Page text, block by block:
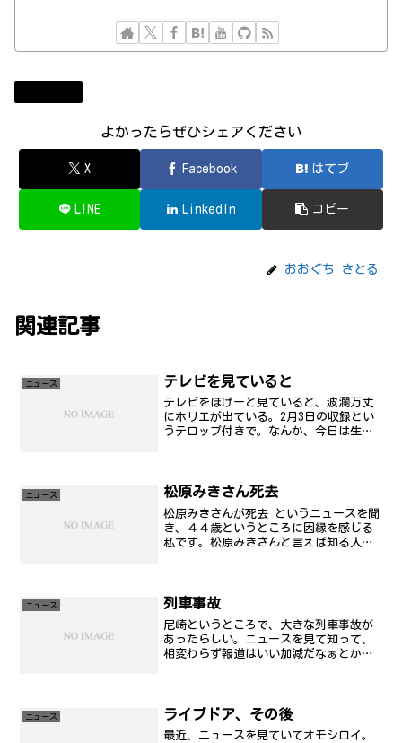
よかったらぜひシェアください
X Facebook はてブ
LINE LinkedIn コピー
おおぐち さとる
関連記事
ニュース テレビを見ていると
テレビをほげーと見ていると、波瀾万丈
にホリエが出ている。2月3日の収録とい
うテロップ付きで。なんか、今日は生放
「少し黙ってなさ...
ニュース 松原みきさん死去
松原みきさんが死去 というニュースを聞
き、４４歳というところに因縁を感じる
私です。松原みきさんと言えば知る人ぞ
ら、國府田マリ子さんに楽...
ニュース 列車事故
尼崎というところで、大きな列車事故が
あったらしい。ニュースを見て知って、
相変わらず報道はいい加減だなぁとか、
するレスキューの人たち、...
ニュース ライブドア、その後
最近、ニュースを見ていてオモシロイ。